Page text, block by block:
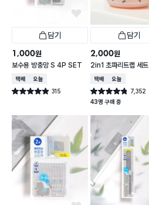
담기
1,000원
보수용 방충망 S 4P SET
택배배송오늘배송
별점 4.9점 315
건 작성
담기
2,000원
2in1 초파리트랩 세트
택배배송오늘배송
별점 4.8점 7,352
건 작성
43명 구매 중